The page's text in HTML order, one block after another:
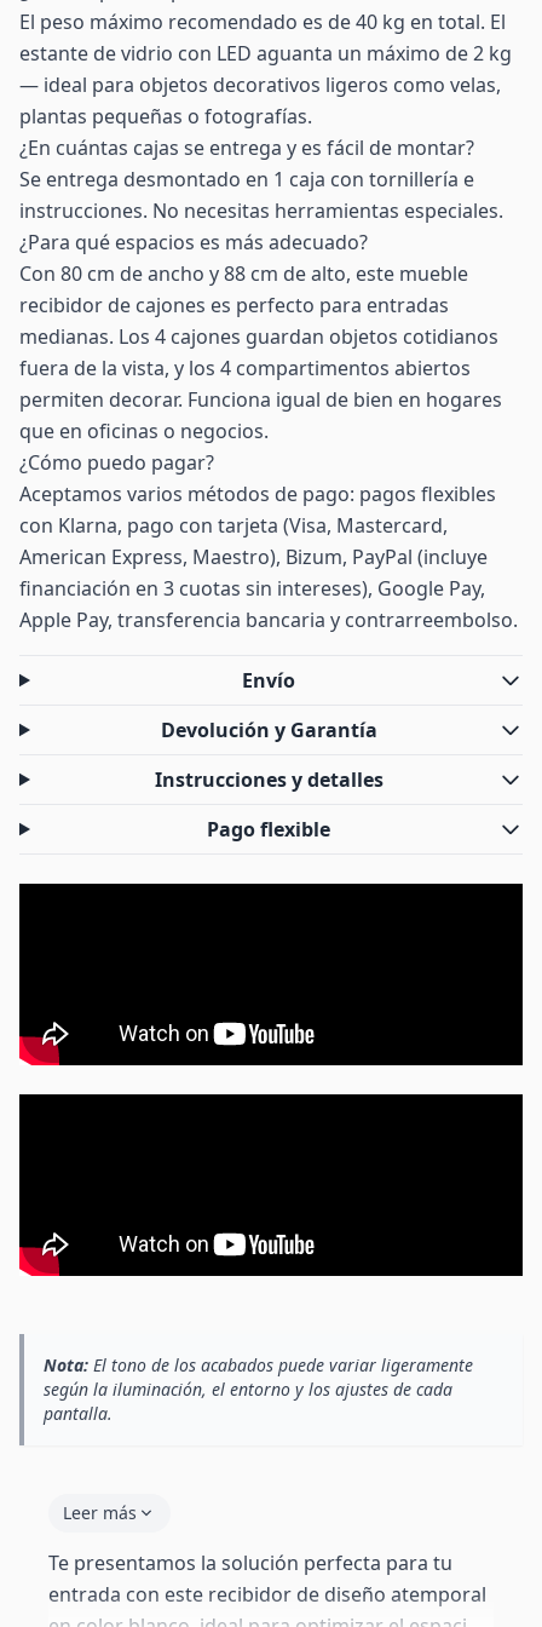
El peso máximo recomendado es de 40 kg en total. El
estante de vidrio con LED aguanta un máximo de 2 kg
— ideal para objetos decorativos ligeros como velas,
plantas pequeñas o fotografías.
¿En cuántas cajas se entrega y es fácil de montar?
Se entrega desmontado en 1 caja con tornillería e
instrucciones. No necesitas herramientas especiales.
¿Para qué espacios es más adecuado?
Con 80 cm de ancho y 88 cm de alto, este mueble
recibidor de cajones es perfecto para entradas
medianas. Los 4 cajones guardan objetos cotidianos
fuera de la vista, y los 4 compartimentos abiertos
permiten decorar. Funciona igual de bien en hogares
que en oficinas o negocios.
¿Cómo puedo pagar?
Aceptamos varios métodos de pago: pagos flexibles
con Klarna, pago con tarjeta (Visa, Mastercard,
American Express, Maestro), Bizum, PayPal (incluye
financiación en 3 cuotas sin intereses), Google Pay,
Apple Pay, transferencia bancaria y contrarreembolso.
Envío
Devolución y Garantía
Instrucciones y detalles
Pago flexible
Nota: El tono de los acabados puede variar ligeramente
según la iluminación, el entorno y los ajustes de cada
pantalla.
Leer más
Te presentamos la solución perfecta para tu
entrada con este recibidor de diseño atemporal